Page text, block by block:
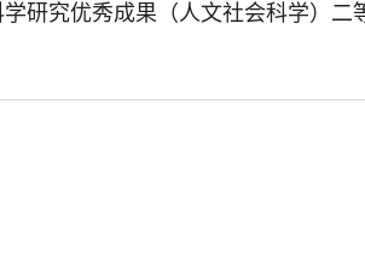
研究优秀成果（人文社会科学）二